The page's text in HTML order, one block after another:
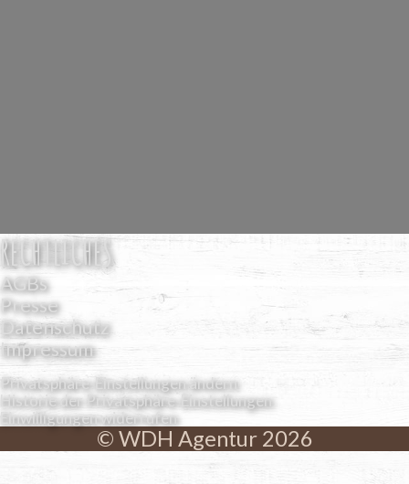
RECHTLICHES
AGBs
Presse
Datenschutz
Impressum
Privatsphäre-Einstellungen ändern
Historie der Privatsphäre-Einstellungen
Einwilligungen widerrufen
© WDH Agentur 2026